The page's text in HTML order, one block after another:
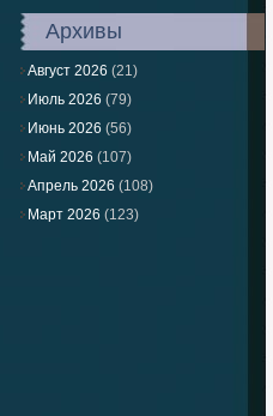
Архивы
Август 2026 (21)
Июль 2026 (79)
Июнь 2026 (56)
Май 2026 (107)
Апрель 2026 (108)
Март 2026 (123)